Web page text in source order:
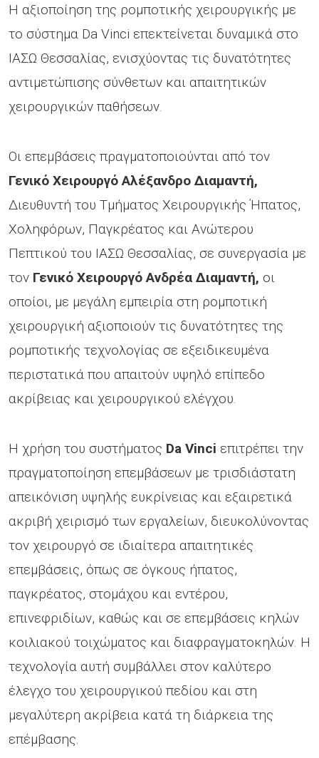
Η αξιοποίηση της ρομποτικής χειρουργικής με
το σύστημα Da Vinci επεκτείνεται δυναμικά στο
ΙΑΣΩ Θεσσαλίας, ενισχύοντας τις δυνατότητες
αντιμετώπισης σύνθετων και απαιτητικών
χειρουργικών παθήσεων.
Οι επεμβάσεις πραγματοποιούνται από τον
Γενικό Χειρουργό Αλέξανδρο Διαμαντή,
Διευθυντή του Τμήματος Χειρουργικής Ήπατος,
Χοληφόρων, Παγκρέατος και Ανώτερου
Πεπτικού του ΙΑΣΩ Θεσσαλίας, σε συνεργασία με
τον Γενικό Χειρουργό Ανδρέα Διαμαντή, οι
οποίοι, με μεγάλη εμπειρία στη ρομποτική
χειρουργική αξιοποιούν τις δυνατότητες της
ρομποτικής τεχνολογίας σε εξειδικευμένα
περιστατικά που απαιτούν υψηλό επίπεδο
ακρίβειας και χειρουργικού ελέγχου.
Η χρήση του συστήματος Da Vinci επιτρέπει την
πραγματοποίηση επεμβάσεων με τρισδιάστατη
απεικόνιση υψηλής ευκρίνειας και εξαιρετικά
ακριβή χειρισμό των εργαλείων, διευκολύνοντας
τον χειρουργό σε ιδιαίτερα απαιτητικές
επεμβάσεις, όπως σε όγκους ήπατος,
παγκρέατος, στομάχου και εντέρου,
επινεφριδίων, καθώς και σε επεμβάσεις κηλών
κοιλιακού τοιχώματος και διαφραγματοκηλών. Η
τεχνολογία αυτή συμβάλλει στον καλύτερο
έλεγχο του χειρουργικού πεδίου και στη
μεγαλύτερη ακρίβεια κατά τη διάρκεια της
επέμβασης.